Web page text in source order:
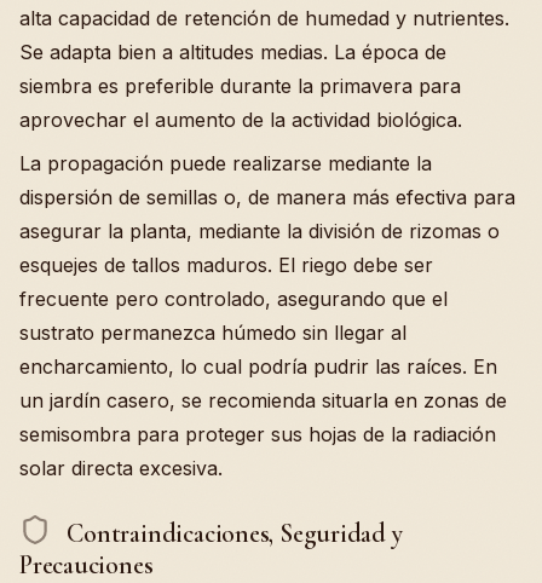
alta capacidad de retención de humedad y nutrientes.
Se adapta bien a altitudes medias. La época de
siembra es preferible durante la primavera para
aprovechar el aumento de la actividad biológica.
La propagación puede realizarse mediante la
dispersión de semillas o, de manera más efectiva para
asegurar la planta, mediante la división de rizomas o
esquejes de tallos maduros. El riego debe ser
frecuente pero controlado, asegurando que el
sustrato permanezca húmedo sin llegar al
encharcamiento, lo cual podría pudrir las raíces. En
un jardín casero, se recomienda situarla en zonas de
semisombra para proteger sus hojas de la radiación
solar directa excesiva.
Contraindicaciones, Seguridad y
Precauciones